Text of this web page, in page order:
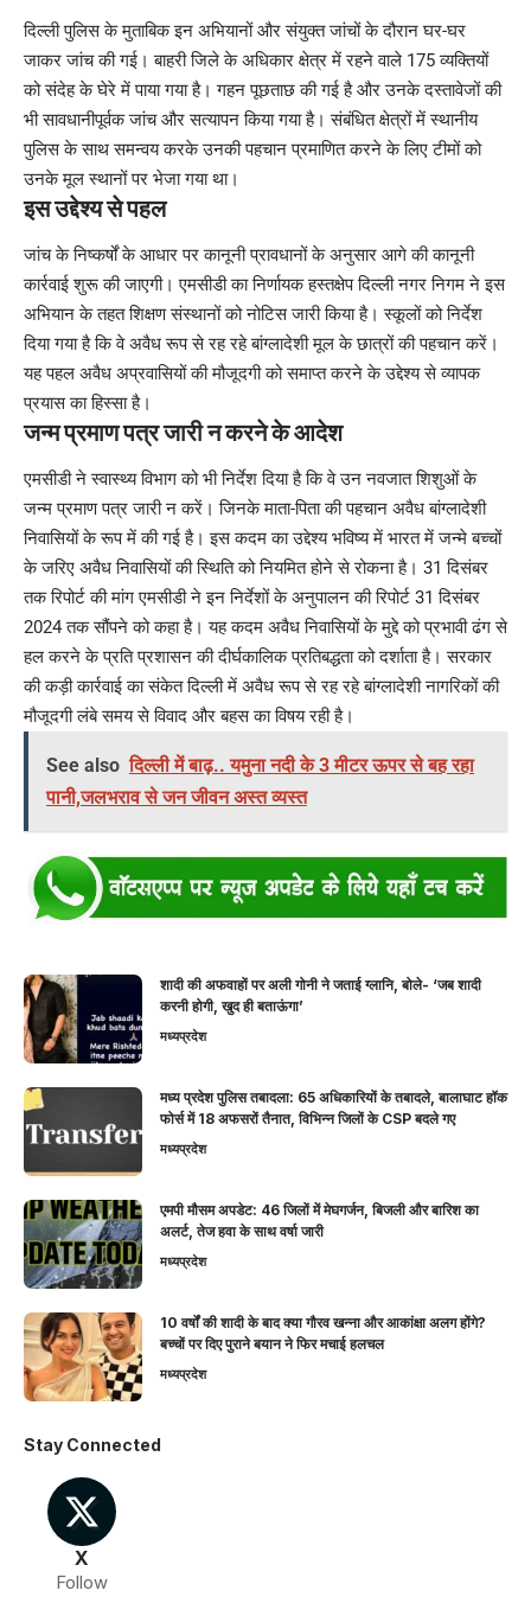
दिल्ली पुलिस के मुताबिक इन अभियानों और संयुक्त जांचों के दौरान घर-घर
जाकर जांच की गई। बाहरी जिले के अधिकार क्षेत्र में रहने वाले 175 व्यक्तियों
को संदेह के घेरे में पाया गया है। गहन पूछताछ की गई है और उनके दस्तावेजों की
भी सावधानीपूर्वक जांच और सत्यापन किया गया है। संबंधित क्षेत्रों में स्थानीय
पुलिस के साथ समन्वय करके उनकी पहचान प्रमाणित करने के लिए टीमों को
उनके मूल स्थानों पर भेजा गया था।
इस उद्देश्य से पहल
जांच के निष्कर्षों के आधार पर कानूनी प्रावधानों के अनुसार आगे की कानूनी
कार्रवाई शुरू की जाएगी। एमसीडी का निर्णायक हस्तक्षेप दिल्ली नगर निगम ने इस
अभियान के तहत शिक्षण संस्थानों को नोटिस जारी किया है। स्कूलों को निर्देश
दिया गया है कि वे अवैध रूप से रह रहे बांग्लादेशी मूल के छात्रों की पहचान करें।
यह पहल अवैध अप्रवासियों की मौजूदगी को समाप्त करने के उद्देश्य से व्यापक
प्रयास का हिस्सा है।
जन्म प्रमाण पत्र जारी न करने के आदेश
एमसीडी ने स्वास्थ्य विभाग को भी निर्देश दिया है कि वे उन नवजात शिशुओं के
जन्म प्रमाण पत्र जारी न करें। जिनके माता-पिता की पहचान अवैध बांग्लादेशी
निवासियों के रूप में की गई है। इस कदम का उद्देश्य भविष्य में भारत में जन्मे बच्चों
के जरिए अवैध निवासियों की स्थिति को नियमित होने से रोकना है। 31 दिसंबर
तक रिपोर्ट की मांग एमसीडी ने इन निर्देशों के अनुपालन की रिपोर्ट 31 दिसंबर
2024 तक सौंपने को कहा है। यह कदम अवैध निवासियों के मुद्दे को प्रभावी ढंग से
हल करने के प्रति प्रशासन की दीर्घकालिक प्रतिबद्धता को दर्शाता है। सरकार
की कड़ी कार्रवाई का संकेत दिल्ली में अवैध रूप से रह रहे बांग्लादेशी नागरिकों की
मौजूदगी लंबे समय से विवाद और बहस का विषय रही है।
See also दिल्ली में बाढ़.. यमुना नदी के 3 मीटर ऊपर से बह रहा
पानी,जलभराव से जन जीवन अस्त व्यस्त
शादी की अफवाहों पर अली गोनी ने जताई ग्लानि, बोले- ‘जब शादी
करनी होगी, खुद ही बताऊंगा’
मध्यप्रदेश
मध्य प्रदेश पुलिस तबादला: 65 अधिकारियों के तबादले, बालाघाट हॉक
फोर्स में 18 अफसरों तैनात, विभिन्न जिलों के CSP बदले गए
मध्यप्रदेश
एमपी मौसम अपडेट: 46 जिलों में मेघगर्जन, बिजली और बारिश का
अलर्ट, तेज हवा के साथ वर्षा जारी
मध्यप्रदेश
10 वर्षों की शादी के बाद क्या गौरव खन्ना और आकांक्षा अलग होंगे?
बच्चों पर दिए पुराने बयान ने फिर मचाई हलचल
मध्यप्रदेश
Stay Connected
X
Follow